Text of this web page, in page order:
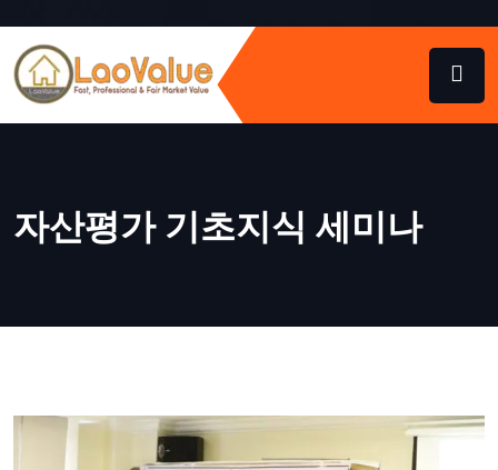
자산평가 기초지식 세미나